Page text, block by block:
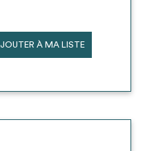
À MA LISTE